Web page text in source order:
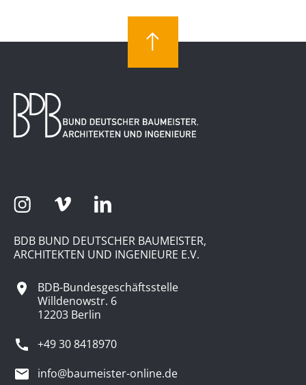
BDB BUND DEUTSCHER BAUMEISTER,
ARCHITEKTEN UND INGENIEURE E.V.
BDB-Bundesgeschäftsstelle
Willdenowstr. 6
12203 Berlin
+49 30 8418970
info@baumeister-online.de